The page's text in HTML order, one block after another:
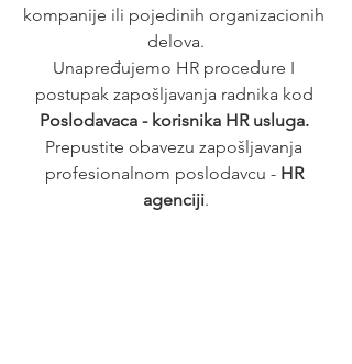
kompanije ili pojedinih organizacionih
delova.
Unapređujemo HR procedure I
postupak zapošljavanja radnika kod
Poslodavaca - korisnika HR usluga.
Prepustite obavezu zapošljavanja
profesionalnom poslodavcu - HR
agenciji.